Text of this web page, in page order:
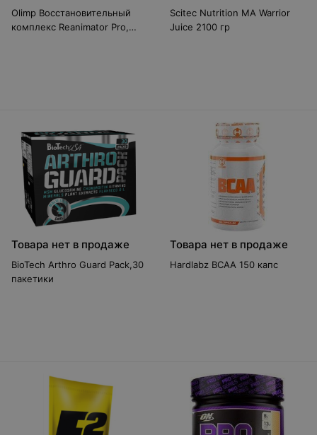
Olimp Восстановительный
комплекс Reanimator Pro,
Scitec Nutrition MA Warrior
Juice 2100 гр
Товара нет в продаже
BioTech Arthro Guard Pack,30
пакетики
Товара нет в продаже
Hardlabz BCAA 150 капс